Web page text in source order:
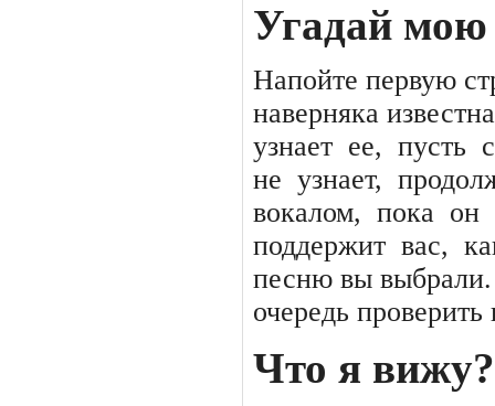
Угадай
Напойте первую
наверняка
узнает ее, пусть
не узнает,
вокалом, пока он
поддержит вас,
песню вы выбрали.
очередь
Что я вижу?